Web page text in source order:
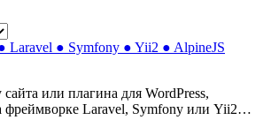
Laravel ● Symfony ● Yii2 ● AlpineJS
сайта или плагина для WordPress,
фреймворке Laravel, Symfony или Yii2…